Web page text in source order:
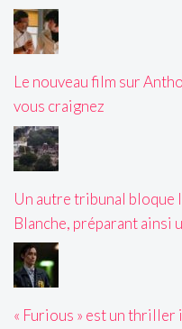
Le nouveau film sur
vous craignez
Un autre tribunal bloque
Blanche, préparant ainsi
« Furious » est un thriller